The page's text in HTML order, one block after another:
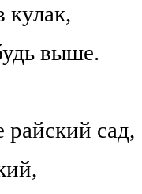
кулак,
выше.
сад,